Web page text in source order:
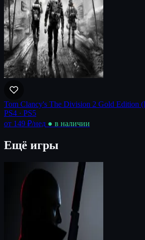
Tom Clancy's The Division 2 Gold Edition
PS4 · PS5
от 149 ₽/нед ● в наличии
Ещё игры